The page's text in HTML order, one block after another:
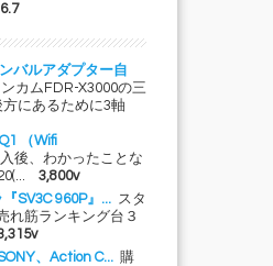
バルアダプター自
カムFDR-X3000の三
にあるために3軸
（Wifi
後、わかったことな
3,800v
SV3C 960P』... スタ
れ筋ランキング台３
、Action C... 購